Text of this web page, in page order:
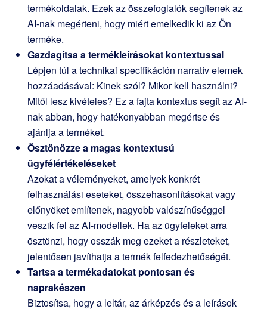
termékoldalak. Ezek az összefoglalók segítenek az
AI-nak megérteni, hogy miért emelkedik ki az Ön
terméke.
Gazdagítsa a termékleírásokat kontextussal
Lépjen túl a technikai specifikáción narratív elemek
hozzáadásával: Kinek szól? Mikor kell használni?
Mitől lesz kivételes? Ez a fajta kontextus segít az AI-
nak abban, hogy hatékonyabban megértse és
ajánlja a terméket.
Ösztönözze a magas kontextusú
ügyfélértékeléseket
Azokat a véleményeket, amelyek konkrét
felhasználási eseteket, összehasonlításokat vagy
előnyöket említenek, nagyobb valószínűséggel
veszik fel az AI-modellek. Ha az ügyfeleket arra
ösztönzi, hogy osszák meg ezeket a részleteket,
jelentősen javíthatja a termék felfedezhetőségét.
Tartsa a termékadatokat pontosan és
naprakészen
Biztosítsa, hogy a leltár, az árképzés és a leírások